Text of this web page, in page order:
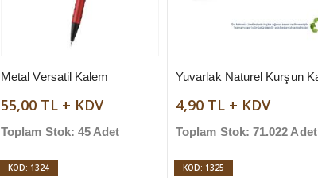
Metal Versatil Kalem
55,00 TL + KDV
Toplam Stok: 45 Adet
4,90 TL + KDV
Toplam Stok: 71.022 Adet
KOD: 1324 KOD: 1325